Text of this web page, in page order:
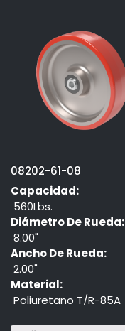
08202-61-08
Capacidad:
560Lbs.
Diámetro De Rueda:
8.00"
Ancho De Rueda:
2.00"
Material:
Poliuretano T/R-85A